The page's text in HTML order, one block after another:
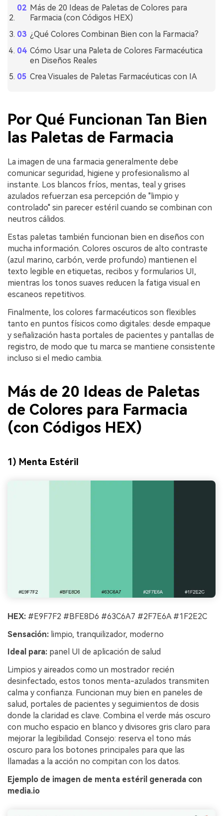
Más de 20 Ideas de Paletas de Colores para
Farmacia (con Códigos HEX)
¿Qué Colores Combinan Bien con la Farmacia?
Cómo Usar una Paleta de Colores Farmacéutica
en Diseños Reales
Crea Visuales de Paletas Farmacéuticas con IA
Por Qué Funcionan Tan Bien
las Paletas de Farmacia
La imagen de una farmacia generalmente debe
comunicar seguridad, higiene y profesionalismo al
instante. Los blancos fríos, mentas, teal y grises
azulados refuerzan esa percepción de "limpio y
controlado" sin parecer estéril cuando se combinan con
neutros cálidos.
Estas paletas también funcionan bien en diseños con
mucha información. Colores oscuros de alto contraste
(azul marino, carbón, verde profundo) mantienen el
texto legible en etiquetas, recibos y formularios UI,
mientras los tonos suaves reducen la fatiga visual en
escaneos repetitivos.
Finalmente, los colores farmacéuticos son flexibles
tanto en puntos físicos como digitales: desde empaque
y señalización hasta portales de pacientes y pantallas de
registro, de modo que tu marca se mantiene consistente
incluso si el medio cambia.
Más de 20 Ideas de Paletas
de Colores para Farmacia
(con Códigos HEX)
1) Menta Estéril
HEX: #E9F7F2 #BFE8D6 #63C6A7 #2F7E6A #1F2E2C
Sensación: limpio, tranquilizador, moderno
Ideal para: panel UI de aplicación de salud
Limpios y aireados como un mostrador recién
desinfectado, estos tonos menta-azulados transmiten
calma y confianza. Funcionan muy bien en paneles de
salud, portales de pacientes y seguimientos de dosis
donde la claridad es clave. Combina el verde más oscuro
con mucho espacio en blanco y divisores gris claro para
mejorar la legibilidad. Consejo: reserva el tono más
oscuro para los botones principales para que las
llamadas a la acción no compitan con los datos.
Ejemplo de imagen de menta estéril generada con
media.io